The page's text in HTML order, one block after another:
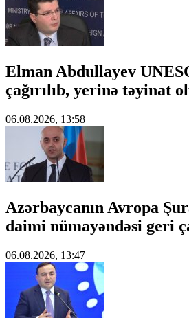
Elman Abdullayev
çağırılıb, yerinə təyinat
06.08.2026, 13:58
Azərbaycanın Avropa
daimi nümayəndəsi geri
06.08.2026, 13:47